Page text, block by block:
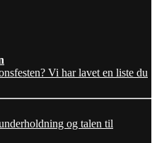
Vi har lavet en liste du
og talen til